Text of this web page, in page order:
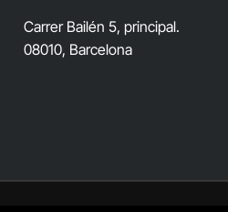
Carrer Bailén 5, principal.
08010, Barcelona